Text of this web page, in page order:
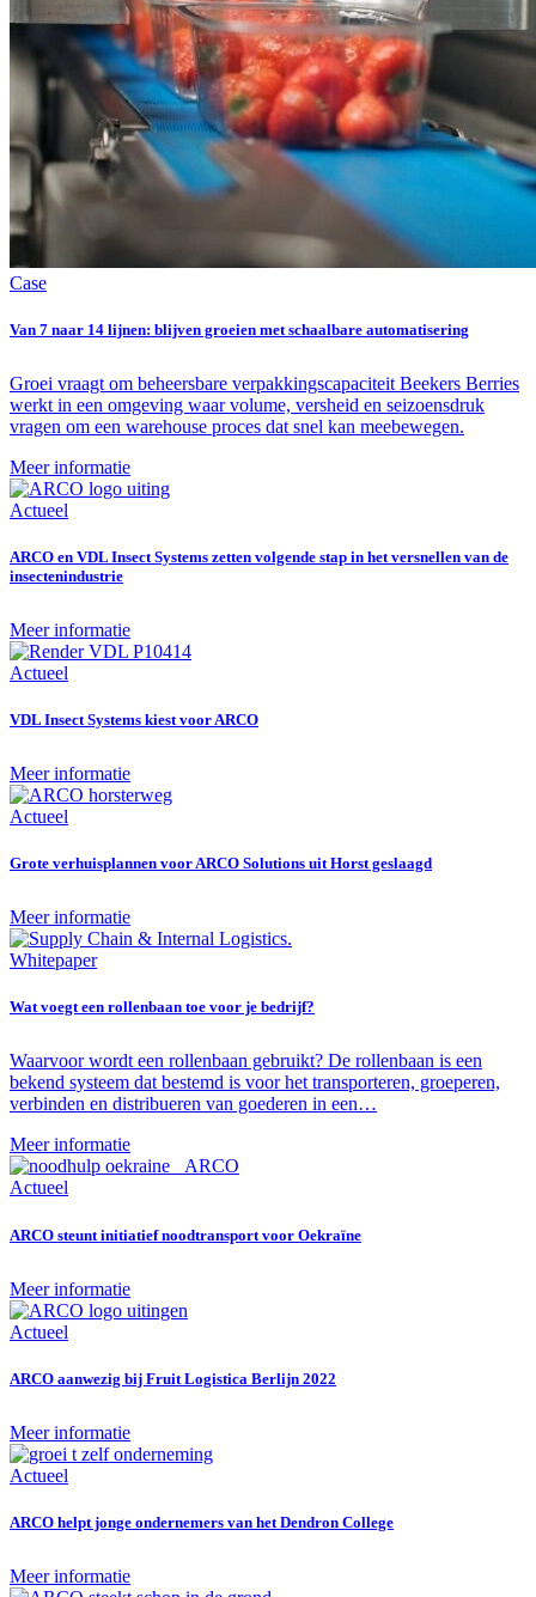
Case
Van 7 naar 14 lijnen: blijven groeien met schaalbare automatisering
Groei vraagt om beheersbare verpakkingscapaciteit Beekers Berries
werkt in een omgeving waar volume, versheid en seizoensdruk
vragen om een warehouse proces dat snel kan meebewegen.
Meer informatie
Actueel
ARCO en VDL Insect Systems zetten volgende stap in het versnellen van de
insectenindustrie
Meer informatie
Actueel
VDL Insect Systems kiest voor ARCO
Meer informatie
Actueel
Grote verhuisplannen voor ARCO Solutions uit Horst geslaagd
Meer informatie
Whitepaper
Wat voegt een rollenbaan toe voor je bedrijf?
Waarvoor wordt een rollenbaan gebruikt? De rollenbaan is een
bekend systeem dat bestemd is voor het transporteren, groeperen,
verbinden en distribueren van goederen in een…
Meer informatie
Actueel
ARCO steunt initiatief noodtransport voor Oekraïne
Meer informatie
Actueel
ARCO aanwezig bij Fruit Logistica Berlijn 2022
Meer informatie
Actueel
ARCO helpt jonge ondernemers van het Dendron College
Meer informatie